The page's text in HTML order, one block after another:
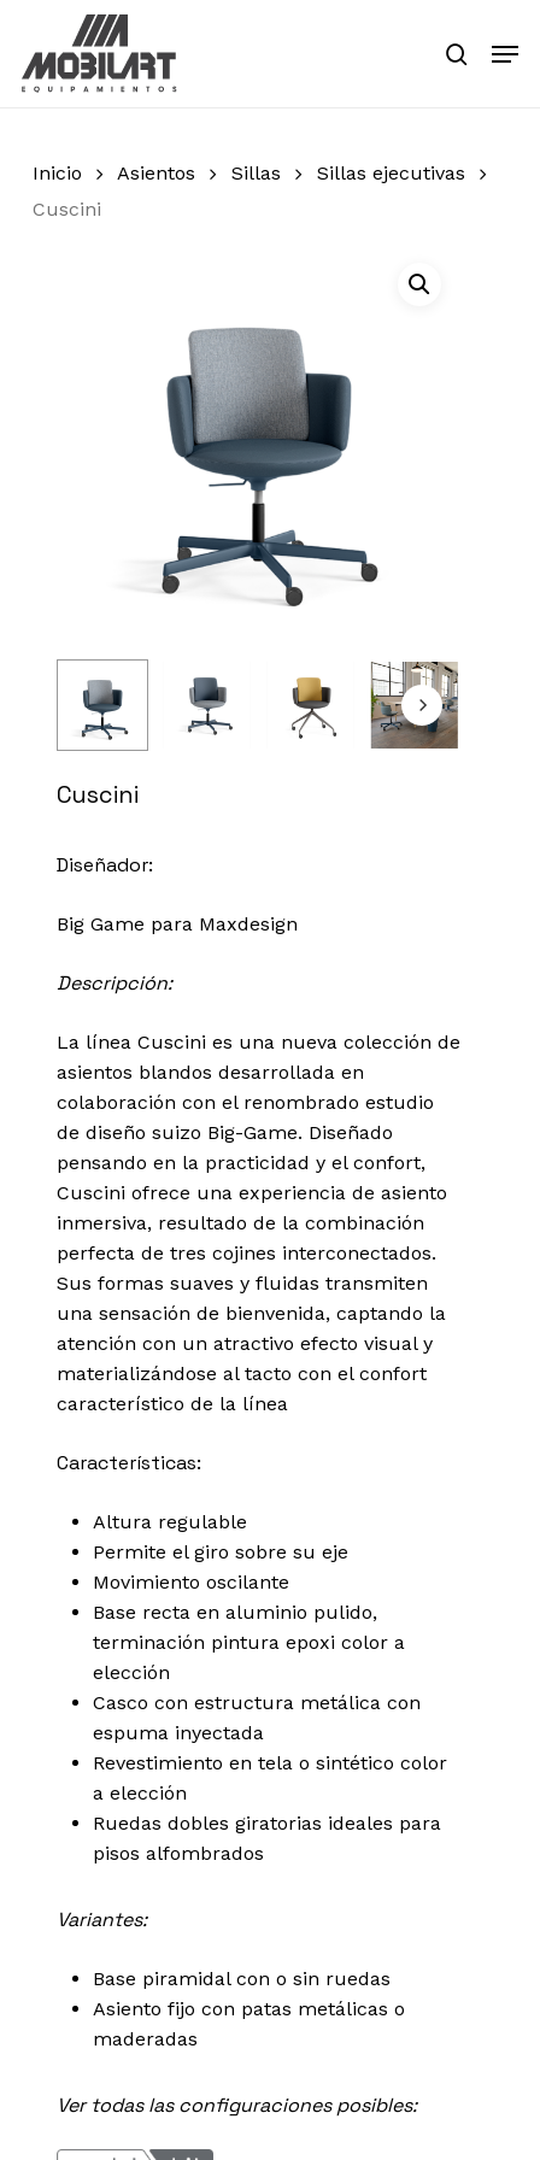
main
search
Inicio Asientos Sillas
Sillas ejecutivas
Cuscini
Cuscini
Diseñador:
Big Game para Maxdesign
Descripción:
La línea Cuscini es una nueva colección de
asientos blandos desarrollada en
colaboración con el renombrado estudio
de diseño suizo Big-Game. Diseñado
pensando en la practicidad y el confort,
Cuscini ofrece una experiencia de asiento
inmersiva, resultado de la combinación
perfecta de tres cojines interconectados.
Sus formas suaves y fluidas transmiten
una sensación de bienvenida, captando la
atención con un atractivo efecto visual y
materializándose al tacto con el confort
característico de la línea
Características:
Altura regulable
Permite el giro sobre su eje
Movimiento oscilante
Base recta en aluminio pulido,
terminación pintura epoxi color a
elección
Casco con estructura metálica con
espuma inyectada
Revestimiento en tela o sintético color
a elección
Ruedas dobles giratorias ideales para
pisos alfombrados
Variantes:
Base piramidal con o sin ruedas
Asiento fijo con patas metálicas o
maderadas
Ver todas las configuraciones posibles: